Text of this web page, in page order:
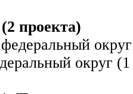
проекта)
округ